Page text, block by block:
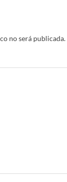
no será publicada.